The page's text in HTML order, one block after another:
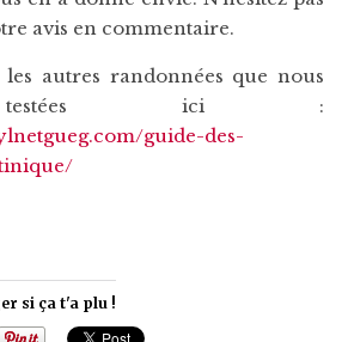
avis en commentaire.
les autres randonnées que nous
testées ici :
guide-des-
si ça t'a plu !